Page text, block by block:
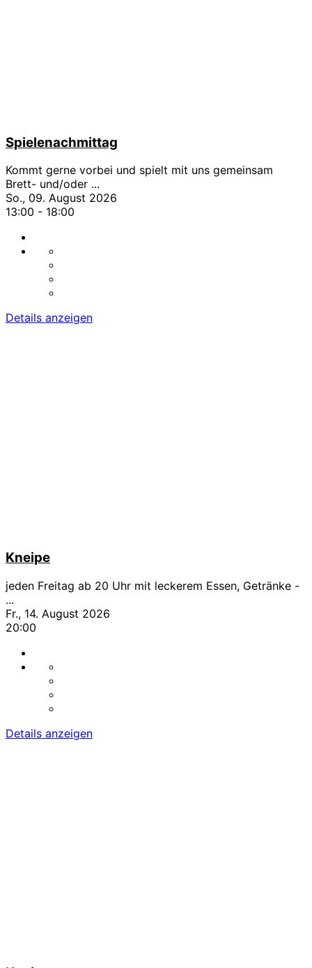
Spielenachmittag
Kommt gerne vorbei und spielt mit uns gemeinsam
Brett- und/oder ...
So., 09. August 2026
13:00 - 18:00
Details anzeigen
Kneipe
jeden Freitag ab 20 Uhr mit leckerem Essen, Getränke -
...
Fr., 14. August 2026
20:00
Details anzeigen